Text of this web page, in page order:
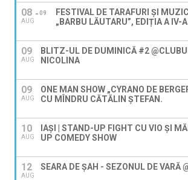
08
AUG
09
FESTIVAL DE TARAFURI ȘI
„BARBU LĂUTARU”, EDIȚIA A IV-A
09
AUG
BLITZ-UL DE DUMINICĂ #2
NICOLINA
09
AUG
ONE MAN SHOW „CYRANO DE
CU MÎNDRU CĂTĂLIN ȘTEFAN.
10
AUG
IAȘI | STAND-UP FIGHT CU VIO ȘI
UP COMEDY SHOW
12
AUG
SEARA DE ȘAH - SEZONUL DE VARĂ